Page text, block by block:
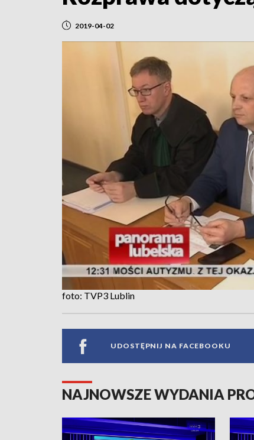
2019-04-02
foto: TVP3 Lublin
UDOSTĘPNIJ NA FACEBOOKU
NAJNOWSZE WYDANIA